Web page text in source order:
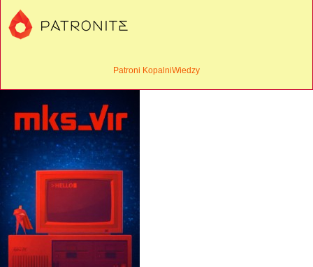
Patroni KopalniWiedzy